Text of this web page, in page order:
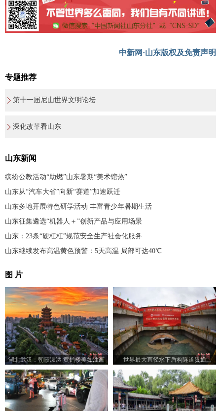
中新网·山东版权及免责声明
专题推荐
第十一届尼山世界文明论坛
深化改革看山东
山东新闻
缤纷公教活动“助燃”山东暑期“美术馆热”
山东从“汽车大省”向新“赛道”加速跃迁
山东多地开展特色研学活动 丰富青少年暑期生活
山东征集遴选“机器人＋”创新产品与应用场景
山东：23条“硬杠杠”规范安全生产社会化服务
山东继续发布高温黄色预警：5天高温 局部可达40℃
图 片
湖北武汉：朝霞泼洒 黄鹤楼美如油画 世界最大直径水下盾构隧道贯通